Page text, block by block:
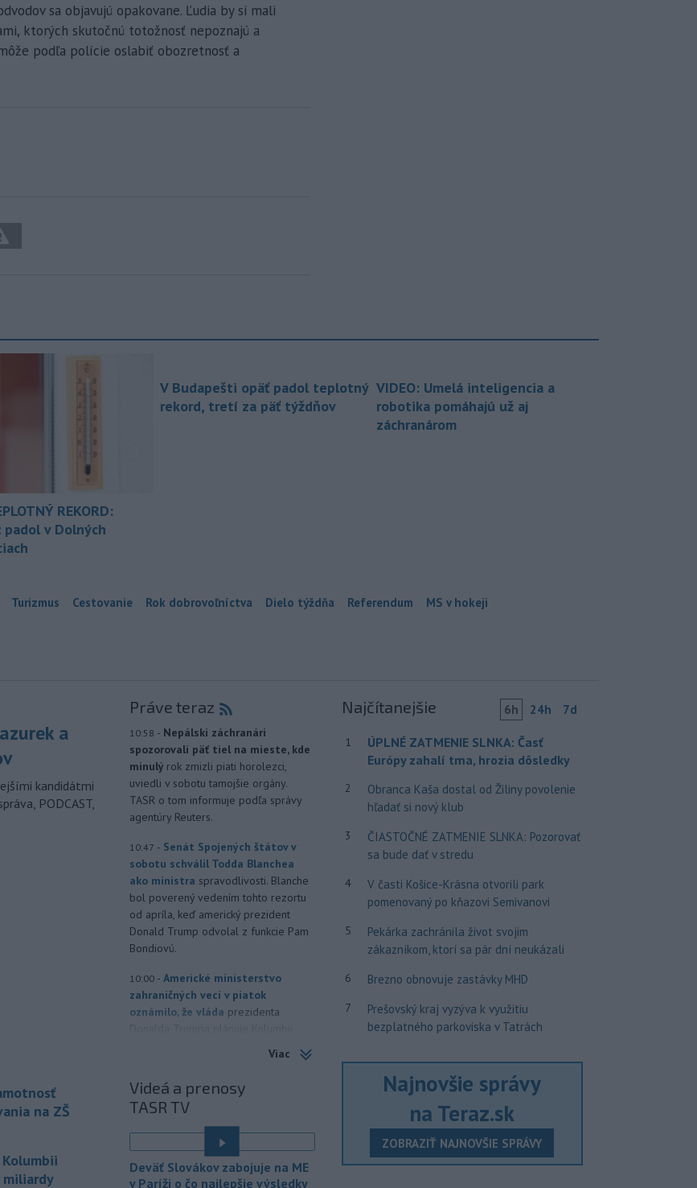
sa objavujú opakovane. Ľudia by si mali
ktorých skutočnú totožnosť nepoznajú a
podľa polície oslabiť obozretnosť a
REKORD:
padol v Dolných
V Budapešti opäť padol teplotný
rekord, tretí za päť týždňov
VIDEO: Umelá inteligencia a
robotika pomáhajú už aj
záchranárom
Turizmus Cestovanie Rok dobrovoľníctva Dielo týždňa Referendum MS v hokeji
a
kandidátmi
PODCAST,
na ZŠ
Práve teraz
10:58 - Nepálski záchranári
spozorovali päť tiel na mieste, kde
minulý rok zmizli piati horolezci,
uviedli v sobotu tamojšie orgány.
TASR o tom informuje podľa správy
agentúry Reuters.
10:47 - Senát Spojených štátov v
sobotu schválil Todda Blanchea
ako ministra spravodlivosti. Blanche
bol poverený vedením tohto rezortu
od apríla, keď americký prezident
Donald Trump odvolal z funkcie Pam
Bondiovú.
10:00 - Americké ministerstvo
zahraničných vecí v piatok
oznámilo, že vláda prezidenta
poskytnúť miliardu dolárov na pomoc
09:40 - Slovenským firmám naďalej
chýbajú pracovníci s konkrétnymi
pričom digitalizácia,
automatizácia a AI menia obsah
tradičných pozícií a vytvárajú nové
profesie. Účinným riešením na
Viac
Videá a prenosy
TASR TV
Deväť Slovákov zabojuje na ME
v Paríži o čo najlepšie výsledky
Najčítanejšie 6h 24h 7d
1
ÚPLNÉ ZATMENIE SLNKA: Časť
Európy zahalí tma, hrozia dôsledky
2
Obranca Kaša dostal od Žiliny povolenie
hľadať si nový klub
3
ČIASTOČNÉ ZATMENIE SLNKA: Pozorovať
sa bude dať v stredu
4
V časti Košice-Krásna otvorili park
pomenovaný po kňazovi Semivanovi
5
Pekárka zachránila život svojim
zákazníkom, ktorí sa pár dní neukázali
6 Brezno obnovuje zastávky MHD
7
Prešovský kraj vyzýva k využitiu
bezplatného parkoviska v Tatrách
Najnovšie správy
na Teraz.sk
ZOBRAZIŤ NAJNOVŠIE SPRÁVY